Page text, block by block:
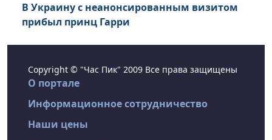
В Украину с неанонсированным визитом
прибыл принц Гарри
Copyright © "Час Пик" 2009 Все права защищены
О портале
Информационное сотрудничество
Наши цены